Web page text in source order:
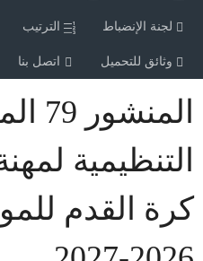
لجنة الإنضباط الترتيب
وثائق للتحميل اتصل بنا
التنظيمية
كرة القدم